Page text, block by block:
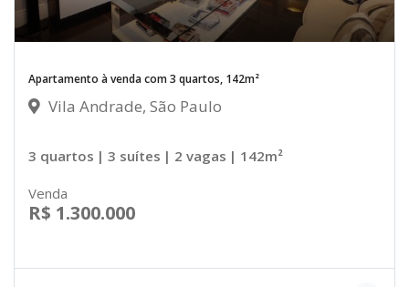
Apartamento à venda com 3 quartos, 142m²
Vila Andrade, São Paulo
3 quartos | 3 suítes | 2 vagas | 142m²
Venda
R$ 1.300.000